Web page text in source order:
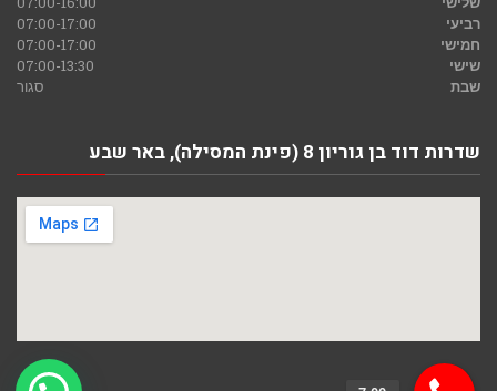
רביעי
07:00-17:00
חמישי
07:00-17:00
שישי
07:00-13:30
שבת
סגור
שדרות דוד בן גוריון 8 (פינת המסילה), באר שבע